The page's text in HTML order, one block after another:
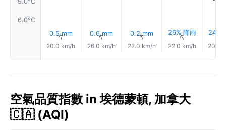
6.0°C
0.5 mm
↑
20.0 km/h
0.6 mm
↑
26.0 km/h
0.2 mm
↑
22.0 km/h
26% 降雨
↑
22.0 km/h
24%
20.0
空氣品質指數 in 埃德蒙頓, 加拿大
🇨🇦 (AQI)